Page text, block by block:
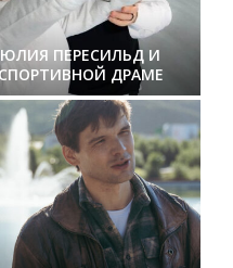
ПЕРЕСИЛЬД И
ДРАМЕ